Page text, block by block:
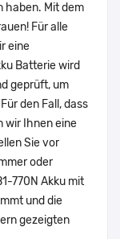
haben. Mit dem
Für alle
eine
Batterie wird
geprüft, um
den Fall, dass
wir Ihnen eine
Sie vor
oder
770N Akku mit
und die
gezeigten